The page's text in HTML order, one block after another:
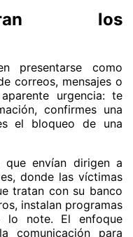
los
presentarse como
correos, mensajes o
urgencia: te
confirmes una
el bloqueo de una
que envían dirigen a
donde las víctimas
tratan con su banco
instalan programas
lo note. El enfoque
comunicación para